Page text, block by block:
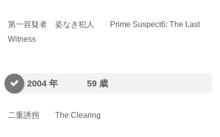
第一容疑者 姿なき犯人 Prime Suspect6: The Last
Witness
2004 年 59 歳
二重誘拐 The Clearing